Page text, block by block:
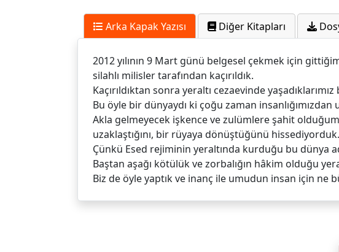
Arka Kapak Yazısı Diğer Kitapları
2012 yılının 9 Mart günü belgesel çekmek için
silahlı milisler tarafından kaçırıldık.
Kaçırıldıktan sonra yeraltı cezaevinde
Bu öyle bir dünyaydı ki çoğu zaman insanlığımızdan
Akla gelmeyecek işkence ve zulümlere şahit
uzaklaştığını, bir rüyaya dönüştüğünü hissediyorduk.
Çünkü Esed rejiminin yeraltında kurduğu bu dünya
Baştan aşağı kötülük ve zorbalığın hâkim olduğu
Biz de öyle yaptık ve inanç ile umudun insan için